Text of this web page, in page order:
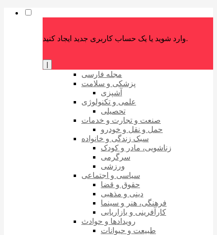
وارد شوید یا یک حساب کاربری جدید ایجاد کنید.
مجله فارسی
پزشکی و سلامت
آشپزی
علمی و تکنولوژی
تحصیلی
صنعت و تجارت و خدمات
حمل و نقل و خودرو
سبک زندگی و خانواده
زناشویی، مادر و کودک
سرگرمی
ورزشی
سیاسی و اجتماعی
حقوق و قضا
دینی و مذهبی
فرهنگی، هنر و سینما
کارآفرینی و بازاریابی
رویدادها و حوادث
طبیعت و حیوانات